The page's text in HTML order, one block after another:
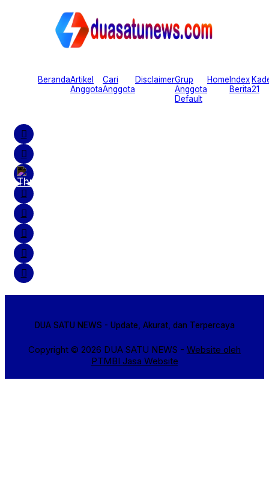
BerandaArtikel
Anggota
Cari
Anggota
DisclaimerGrup
Anggota
Default
Home Index
Berita21
DUA SATU NEWS - Update, Akurat, dan Terpercaya
Copyright © 2026 DUA SATU NEWS - Website oleh
PTMBI Jasa Website